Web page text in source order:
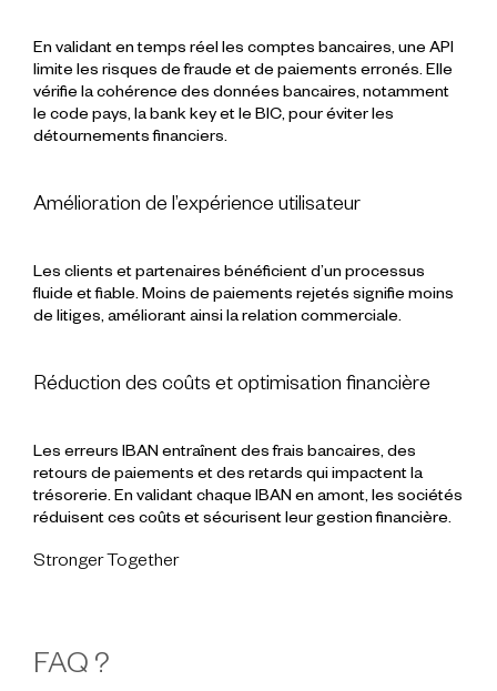
En validant en temps réel les comptes bancaires, une API
limite les risques de fraude et de paiements erronés. Elle
vérifie la cohérence des données bancaires, notamment
le code pays, la bank key et le BIC, pour éviter les
détournements financiers.
Amélioration de l’expérience utilisateur
Les clients et partenaires bénéficient d’un processus
fluide et fiable. Moins de paiements rejetés signifie moins
de litiges, améliorant ainsi la relation commerciale.
Réduction des coûts et optimisation financière
Les erreurs IBAN entraînent des frais bancaires, des
retours de paiements et des retards qui impactent la
trésorerie. En validant chaque IBAN en amont, les sociétés
réduisent ces coûts et sécurisent leur gestion financière.
Stronger Together
FAQ ?